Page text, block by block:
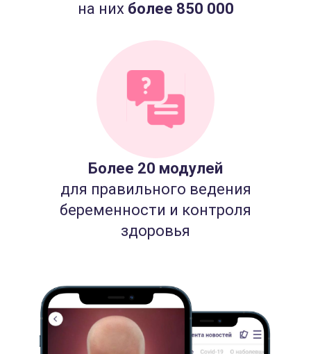
на них более 850 000
Более 20 модулей
для правильного ведения
беременности и контроля
здоровья